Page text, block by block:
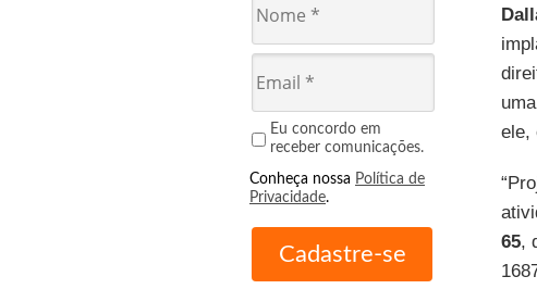
Eu concordo em
receber comunicações.
Conheça nossa Política de
Privacidade.
ele,
65,